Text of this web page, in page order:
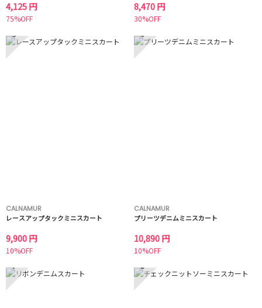
4,125 円
75%OFF
8,470 円
30%OFF
5
CALNAMUR
レースアップタックミニスカート
9,900 円
10%OFF
6
CALNAMUR
プリーツデニムミニスカート
10,890 円
10%OFF
7 8